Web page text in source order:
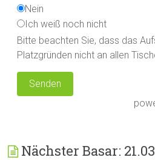
Nein
Ich weiß noch nicht
Bitte beachten Sie, dass das
Platzgründen nicht an allen
Senden
Nächster Basar: